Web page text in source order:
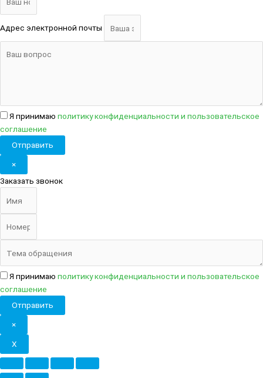
Адрес электронной почты
Я принимаю политику конфиденциальности и пользовательское
соглашение
Отправить
×
Заказать звонок
Я принимаю политику конфиденциальности и пользовательское
соглашение
Отправить
×
X